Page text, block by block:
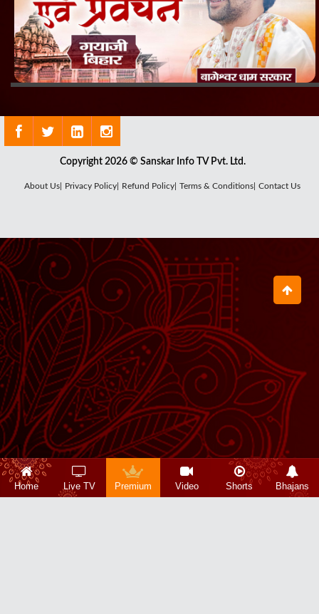
Copyright 2026 © Sanskar Info TV Pvt. Ltd.
About Us| Privacy Policy| Refund Policy| Terms & Conditions| Contact Us
Home Live TV Premium Video Shorts Bhajans